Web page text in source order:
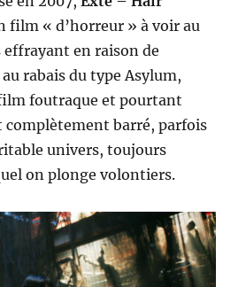
film « d’horreur » à voir au
effrayant en raison de
rabais du type Asylum,
foutraque et pourtant
complètement barré, parfois
univers, toujours
on plonge volontiers.